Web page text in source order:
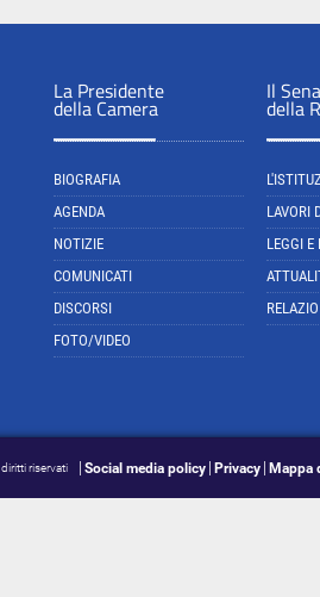
La Presidente
della Camera
BIOGRAFIA
AGENDA
NOTIZIE
COMUNICATI
DISCORSI
FOTO/VIDEO
Il
della
LAVORI
LEGGI E
riservati Social media policy Privacy Mappa